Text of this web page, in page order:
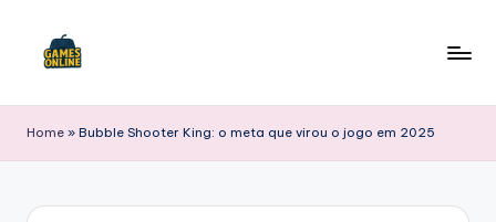
B
Home » Bubble Shooter King: o meta que virou o jogo em 2025